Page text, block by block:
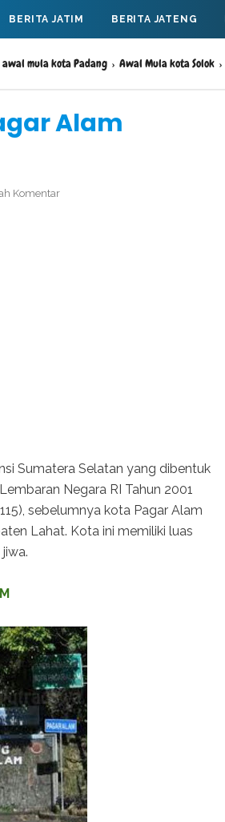
BERITA JATIM BERITA JATENG
awal mula kota Padang › Awal Mula kota Solok ›
Alam
Komentar
Sumatera Selatan yang dibentuk
Negara RI Tahun 2001
sebelumnya kota Pagar Alam
Lahat. Kota ini memiliki luas